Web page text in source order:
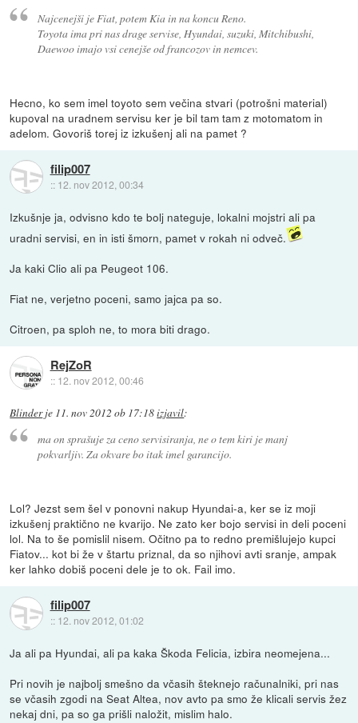
Najcenejši je Fiat, potem Kia in na koncu Reno.
Toyota ima pri nas drage servise, Hyundai, suzuki, Mitchibushi,
Daewoo imajo vsi cenejše od francozov in nemcev.
Hecno, ko sem imel toyoto sem večina stvari (potrošni material)
kupoval na uradnem servisu ker je bil tam tam z motomatom in
adelom. Govoriš torej iz izkušenj ali na pamet ?
filip007
:: 12. nov 2012, 00:34
Izkušnje ja, odvisno kdo te bolj nateguje, lokalni mojstri ali pa
uradni servisi, en in isti šmorn, pamet v rokah ni odveč.
Ja kaki Clio ali pa Peugeot 106.
Fiat ne, verjetno poceni, samo jajca pa so.
Citroen, pa sploh ne, to mora biti drago.
RejZoR
:: 12. nov 2012, 00:46
Blinderje 11. nov 2012 ob 17:18izjavil:
ma on sprašuje za ceno servisiranja, ne o tem kiri je manj
pokvarljiv. Za okvare bo itak imel garancijo.
Lol? Jezst sem šel v ponovni nakup Hyundai-a, ker se iz moji
izkušenj praktično ne kvarijo. Ne zato ker bojo servisi in deli poceni
lol. Na to še pomislil nisem. Očitno pa to redno premišlujejo kupci
Fiatov... kot bi že v štartu priznal, da so njihovi avti sranje, ampak
ker lahko dobiš poceni dele je to ok. Fail imo.
filip007
:: 12. nov 2012, 01:02
Ja ali pa Hyundai, ali pa kaka Škoda Felicia, izbira neomejena...
Pri novih je najbolj smešno da včasih šteknejo računalniki, pri nas
se včasih zgodi na Seat Altea, nov avto pa smo že klicali servis žez
nekaj dni, pa so ga prišli naložit, mislim halo.